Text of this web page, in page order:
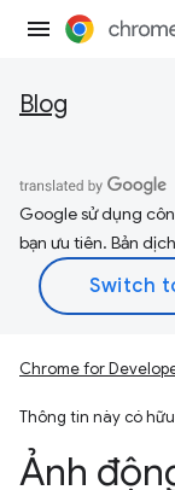
Blog
Google sử dụng
bạn ưu tiên. Bản
Chrome for
Thông tin này có
Ảnh